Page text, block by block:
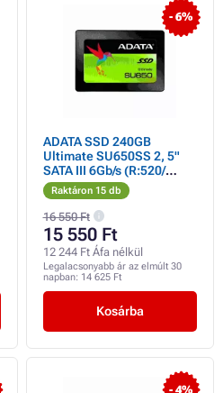
- 6%
ADATA SSD 240GB
Ultimate SU650SS 2, 5"
SATA III 6Gb/s (R:520/
W:450MB/s)
Raktáron 15 db
16 550 Ft
15 550 Ft
12 244 Ft Áfa nélkül
Legalacsonyabb ár az elmúlt 30
napban: 14 625 Ft
Kosárba
- 4%